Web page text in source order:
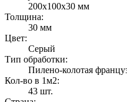
200x100x30 мм
Толщина:
30 мм
Цвет:
Серый
Тип обработки:
Пилено-колотая
Кол-во в 1м2:
43 шт.